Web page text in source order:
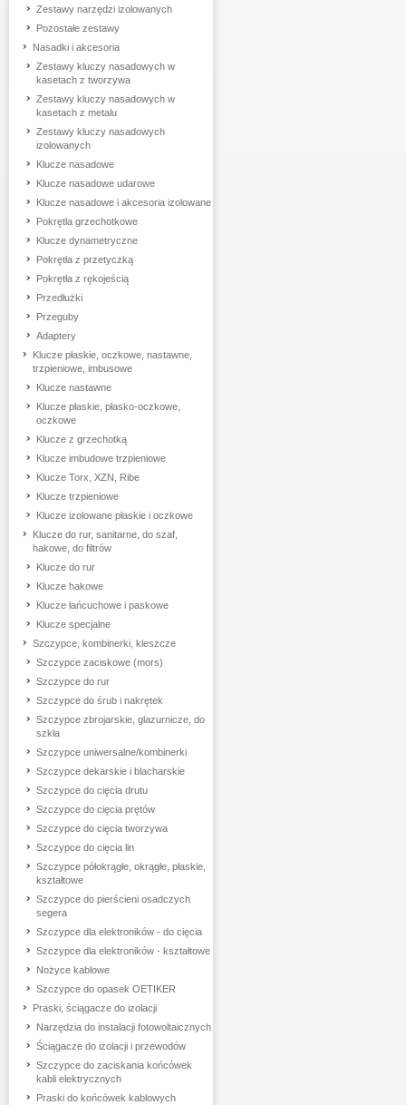
Zestawy narzędzi izolowanych
Pozostałe zestawy
Nasadki i akcesoria
Zestawy kluczy nasadowych w
kasetach z tworzywa
Zestawy kluczy nasadowych w
kasetach z metalu
Zestawy kluczy nasadowych
izolowanych
Klucze nasadowe
Klucze nasadowe udarowe
Klucze nasadowe i akcesoria izolowane
Pokrętła grzechotkowe
Klucze dynametryczne
Pokrętła z przetyczką
Pokrętła z rękojeścią
Przedłużki
Przeguby
Adaptery
Klucze płaskie, oczkowe, nastawne,
trzpieniowe, imbusowe
Klucze nastawne
Klucze płaskie, płasko-oczkowe,
oczkowe
Klucze z grzechotką
Klucze imbudowe trzpieniowe
Klucze Torx, XZN, Ribe
Klucze trzpieniowe
Klucze izolowane płaskie i oczkowe
Klucze do rur, sanitarne, do szaf,
hakowe, do filtrów
Klucze do rur
Klucze hakowe
Klucze łańcuchowe i paskowe
Klucze specjalne
Szczypce, kombinerki, kleszcze
Szczypce zaciskowe (mors)
Szczypce do rur
Szczypce do śrub i nakrętek
Szczypce zbrojarskie, glazurnicze, do
szkła
Szczypce uniwersalne/kombinerki
Szczypce dekarskie i blacharskie
Szczypce do cięcia drutu
Szczypce do cięcia prętów
Szczypce do cięcia tworzywa
Szczypce do cięcia lin
Szczypce półokrągłe, okrągłe, płaskie,
kształtowe
Szczypce do pierścieni osadczych
segera
Szczypce dla elektroników - do cięcia
Szczypce dla elektroników - kształtowe
Nożyce kablowe
Szczypce do opasek OETIKER
Praski, ściągacze do izolacji
Narzędzia do instalacji fotowoltaicznych
Ściągacze do izolacji i przewodów
Szczypce do zaciskania końcówek
kabli elektrycznych
Praski do końcówek kablowych